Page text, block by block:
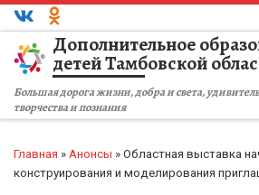
Перейти к содержимому
Дополнительное
детей Тамбовской
Большая дорога жизни, добра и света,
творчества и познания
Главная » Анонсы » Областная выставка
конструирования и моделирования